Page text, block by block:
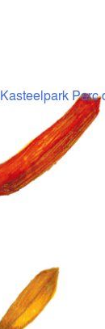
Kasteelpark Parc